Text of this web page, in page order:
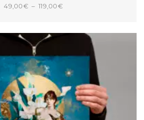
49,00€ – 119,00€Plage
prix :
à
119,00€